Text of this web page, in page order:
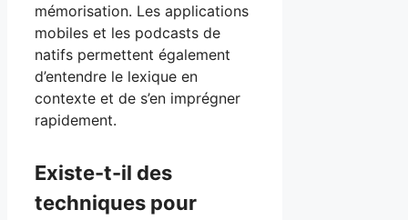
mémorisation. Les applications
mobiles et les podcasts de
natifs permettent également
d’entendre le lexique en
contexte et de s’en imprégner
rapidement.
Existe-t-il des
techniques pour